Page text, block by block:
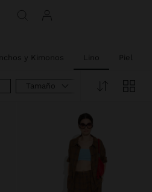
y Kimonos Lino Piel
Tamaño